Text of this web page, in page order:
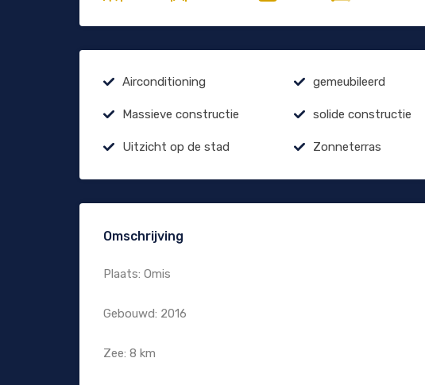
Airconditioning gemeubileerd
Massieve constructie solide constructie
Uitzicht op de stad Zonneterras
Omschrijving
Plaats: Omis
Gebouwd: 2016
Zee: 8 km